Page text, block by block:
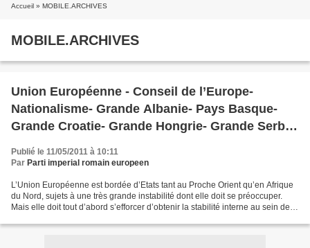
Accueil » MOBILE.ARCHIVES
MOBILE.ARCHIVES
Union Européenne - Conseil de l’Europe-
Nationalisme- Grande Albanie- Pays Basque-
Grande Croatie- Grande Hongrie- Grande Serbie
- Grande Arménie- Irlande réunifiée- Chypre-
Grande Roumanie-Prus
Publié le 11/05/2011 à 10:11
Par Parti imperial romain europeen
L’Union Européenne est bordée d’Etats tant au Proche Orient qu’en Afrique
du Nord, sujets à une très grande instabilité dont elle doit se préoccuper.
Mais elle doit tout d’abord s’efforcer d’obtenir la stabilité interne au sein des